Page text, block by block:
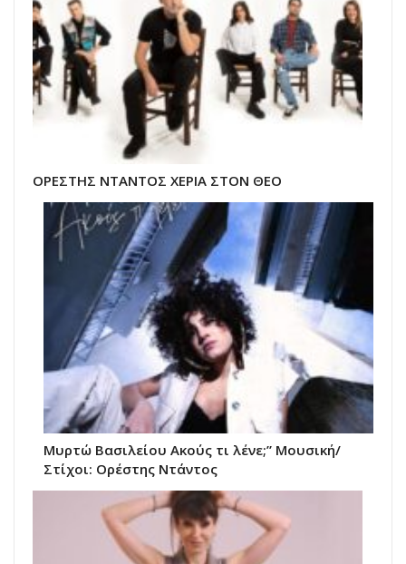
ΟΡΕΣΤΗΣ ΝΤΑΝΤΟΣ ΧΕΡΙΑ ΣΤΟΝ ΘΕΟ
Μυρτώ Βασιλείου Ακούς τι λένε;” Μουσική/
Στίχοι: Ορέστης Ντάντος